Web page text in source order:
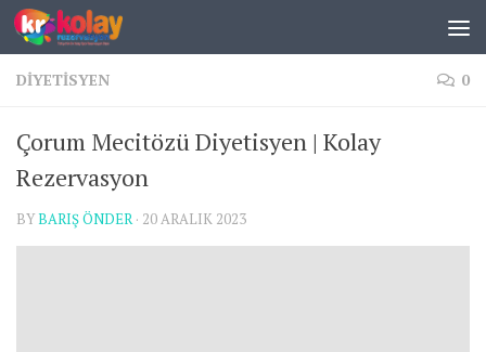
Skip to content
DIYETISYEN 0
Çorum Mecitözü Diyetisyen | Kolay
Rezervasyon
BYBARIŞ ÖNDER · 20 ARALIK 2023